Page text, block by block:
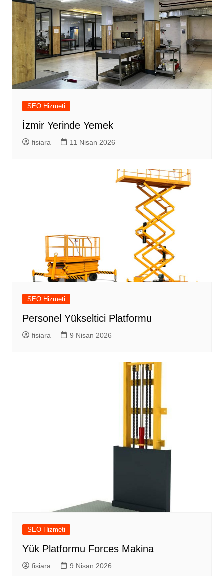
SEO Hizmeti
İzmir Yerinde Yemek
fisiara 11 Nisan 2026
SEO Hizmeti
Personel Yükseltici Platformu
fisiara 9 Nisan 2026
SEO Hizmeti
Yük Platformu Forces Makina
fisiara 9 Nisan 2026